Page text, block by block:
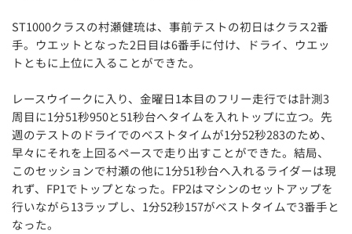
ST1000クラスの村瀬健琉は、事前テストの初日はクラス2番
手。ウエットとなった2日目は6番手に付け、ドライ、ウエッ
トともに上位に入ることができた。
レースウイークに入り、金曜日1本目のフリー走行では計測3
周目に1分51秒950と51秒台へタイムを入れトップに立つ。先
週のテストのドライでのベストタイムが1分52秒283のため、
早々にそれを上回るペースで走り出すことができた。結局、
このセッションで村瀬の他に1分51秒台へ入れるライダーは現
れず、FP1でトップとなった。FP2はマシンのセットアップを
行いながら13ラップし、1分52秒157がベストタイムで3番手と
なった。